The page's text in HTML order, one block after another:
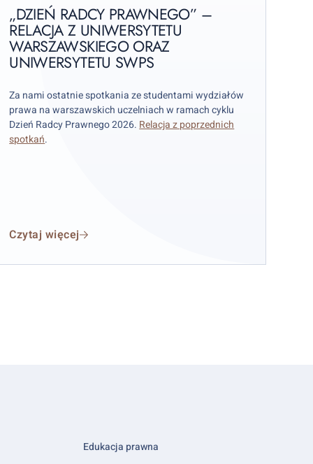
relacja
Uniwersytetu
Warszawskiego
Uniwersytetu
SWPS
„DZIEŃ RADCY PRAWNEGO” –
RELACJA Z UNIWERSYTETU
WARSZAWSKIEGO ORAZ
UNIWERSYTETU SWPS
Za nami ostatnie spotkania ze studentami wydziałów
prawa na warszawskich uczelniach w ramach cyklu
Dzień Radcy Prawnego 2026. Relacja z poprzednich
spotkań.
Czytaj więcej
Edukacja prawna